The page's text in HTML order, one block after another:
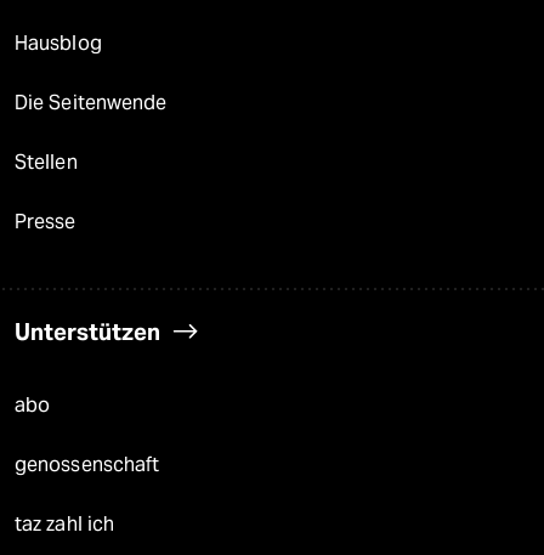
Hausblog
Die Seitenwende
Stellen
Presse
Unterstützen
abo
genossenschaft
taz zahl ich